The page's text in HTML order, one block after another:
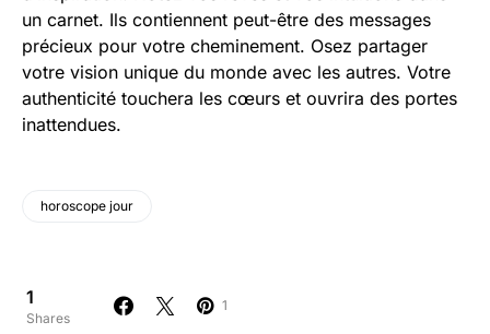
un carnet. Ils contiennent peut-être des messages
précieux pour votre cheminement. Osez partager
votre vision unique du monde avec les autres. Votre
authenticité touchera les cœurs et ouvrira des portes
inattendues.
horoscope jour
1
Shares
1